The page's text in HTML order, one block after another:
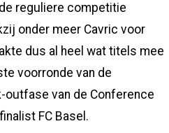
reguliere competitie
onder meer Cavric voor
dus al heel wat titels mee
voorronde van de
outfase van de Conference
FC Basel.